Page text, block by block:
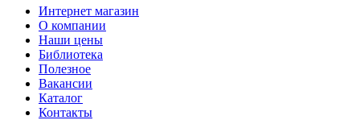
Интернет магазин
О компании
Наши цены
Библиотека
Полезное
Вакансии
Каталог
Контакты